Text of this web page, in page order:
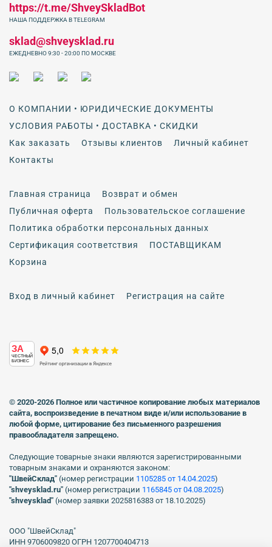
О КОМПАНИИ • ЮРИДИЧЕСКИЕ ДОКУМЕНТЫ
УСЛОВИЯ РАБОТЫ • ДОСТАВКА • СКИДКИ
Как заказать
Отзывы клиентов
Личный кабинет
Контакты
Главная страница
Возврат и обмен
Публичная оферта
Пользовательское соглашение
Политика обработки персональных данных
Сертификация соответствия
ПОСТАВЩИКАМ
Корзина
Вход в личный кабинет Регистрация на сайте
https://t.me/ShveySkladBot
НАША ПОДДЕРЖКА В TELEGRAM
sklad@shveysklad.ru
ЕЖЕДНЕВНО 9:30 - 20:00 ПО МОСКВЕ
ЗА
ЧЕСТНЫЙ
БИЗНЕС
© 2020-2026 Полное или частичное копирование любых материалов
сайта, воспроизведение в печатном виде и/или использование в
любой форме, цитирование без письменного разрешения
правообладателя запрещено.
Следующие товарные знаки являются зарегистрированными
товарным знаками и охраняются законом:
"ШвейСклад" (номер регистрации 1105285 от 14.04.2025)
"shveуsklad.ru" (номер регистрации 1165845 от 04.08.2025)
"shveysklad" (номер заявки 2025816383 от 18.10.2025)
ООО "ШвейСклад"
ИНН 9706009820 ОГРН 1207700404713